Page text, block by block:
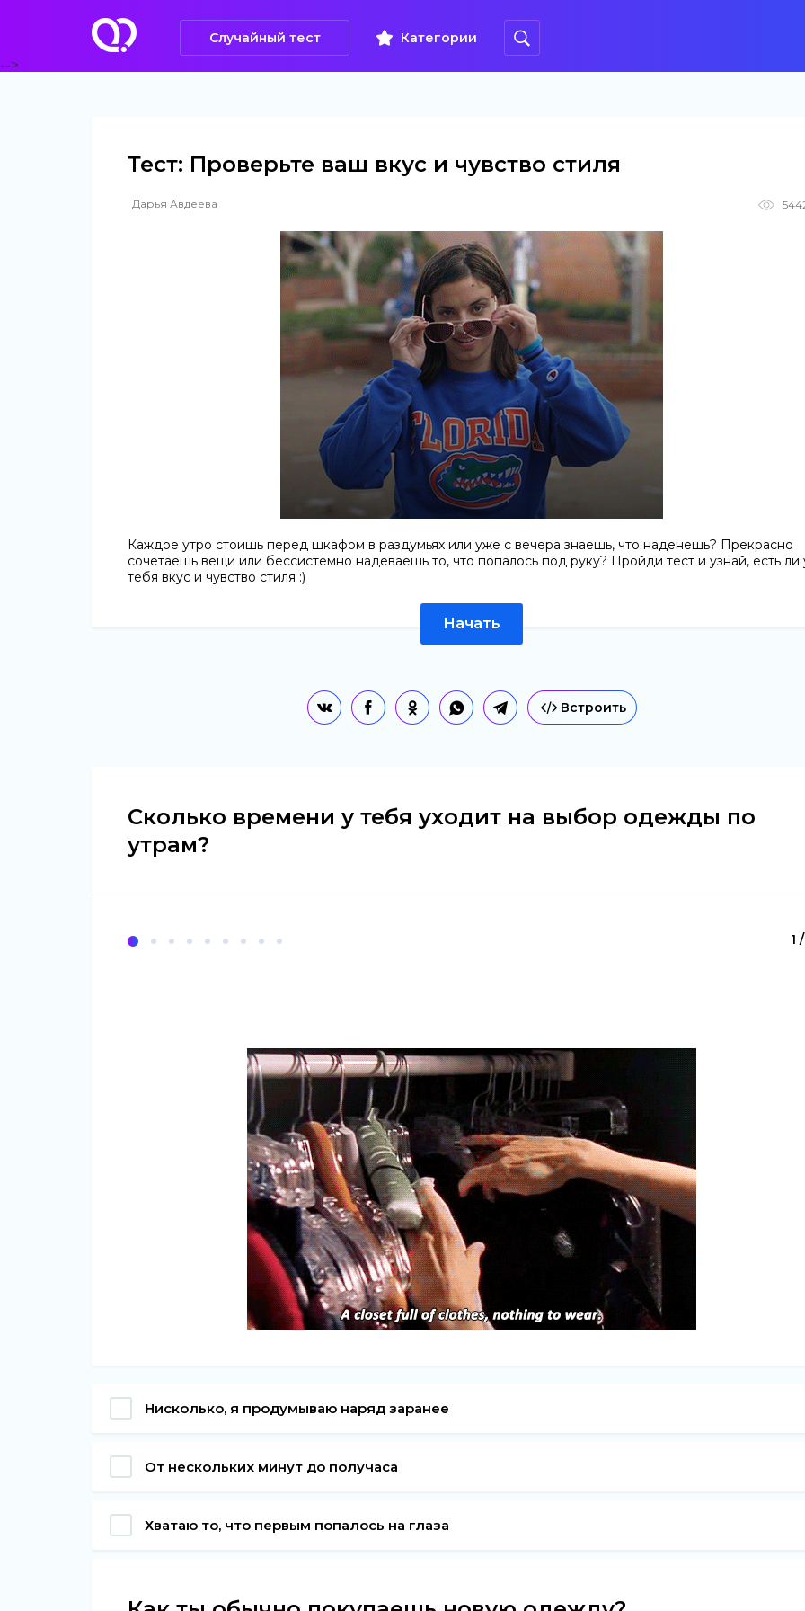
Случайный тест Категории
-->
Тест: Проверьте ваш вкус и чувство стиля
Дарья Авдеева
Каждое утро стоишь перед шкафом в раздумьях или уже с вечера знаешь, что наденешь? Прекрасно
сочетаешь вещи или бессистемно надеваешь то, что попалось под руку? Пройди тест и узнай, есть ли
тебя вкус и чувство стиля :)
Начать
Встроить
Сколько времени у тебя уходит на выбор одежды по
утрам?
1
Нисколько, я продумываю наряд заранее
От нескольких минут до получаса
Хватаю то, что первым попалось на глаза